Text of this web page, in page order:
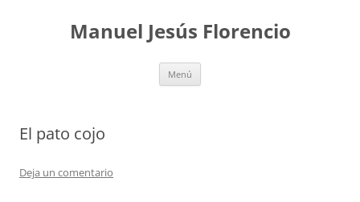
contenidoManuel Jesús Florencio
Menú
El pato cojo
Deja un comentario